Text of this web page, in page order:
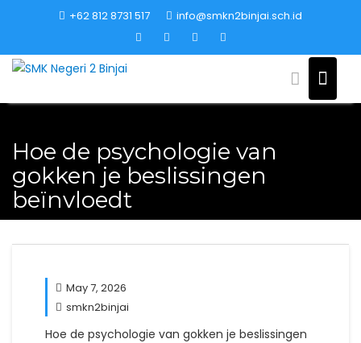
+62 812 8731 517 info@smkn2binjai.sch.id
Hoe de psychologie van
gokken je beslissingen
beïnvloedt
May 7, 2026
smkn2binjai
Hoe de psychologie van gokken je beslissingen